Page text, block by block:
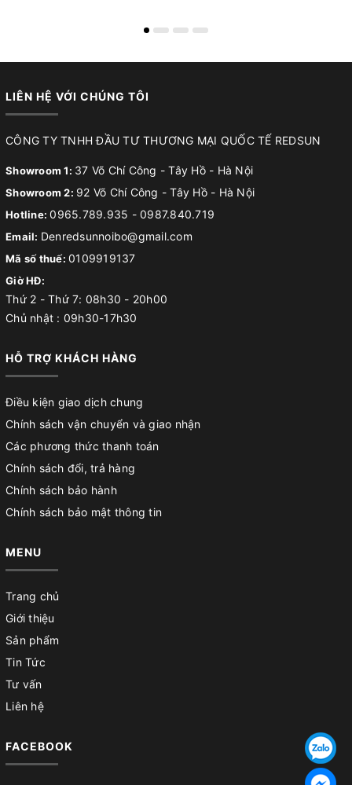
LIÊN HỆ VỚI CHÚNG TÔI
CÔNG TY TNHH ĐẦU TƯ THƯƠNG MẠI QUỐC TẾ REDSUN
Showroom 1: 37 Võ Chí Công - Tây Hồ - Hà Nội
Showroom 2: 92 Võ Chí Công - Tây Hồ - Hà Nội
Hotline:0965.789.935 - 0987.840.719
Email: Denredsunnoibo@gmail.com
Mã số thuế: 0109919137
Giờ HĐ:
Thứ 2 - Thứ 7: 08h30 - 20h00
Chủ nhật : 09h30-17h30
HỖ TRỢ KHÁCH HÀNG
Điều kiện giao dịch chung
Chính sách vận chuyển và giao nhận
Các phương thức thanh toán
Chính sách đổi, trả hàng
Chính sách bảo hành
Chính sách bảo mật thông tin
MENU
Trang chủ
Giới thiệu
Sản phẩm
Tin Tức
Tư vấn
Liên hệ
FACEBOOK